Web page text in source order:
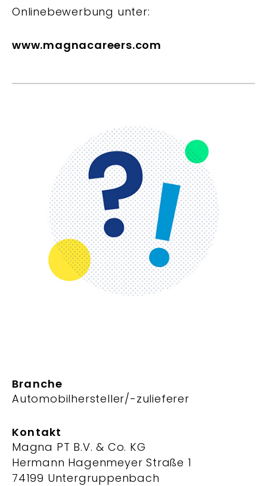
Onlinebewerbung unter:
www.magnacareers.com
Branche
Automobilhersteller/-zulieferer
Kontakt
Magna PT B.V. & Co. KG
Hermann Hagenmeyer Straße 1
74199 Untergruppenbach